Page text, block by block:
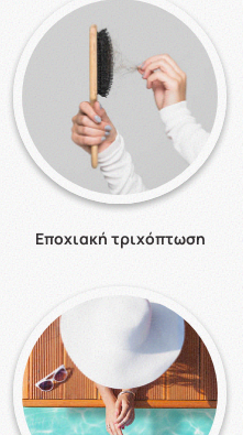
Εποχιακή τριχόπτωση